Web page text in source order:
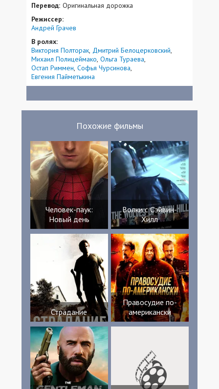
Перевод: Оригинальная дорожка
Режиссер:
Андрей Грачев
В ролях:
Виктория Полторак Дмитрий Белоцерковский
Михаил Полицеймако Ольга Тураева
Остап Риммен Софья Чурсинова
Евгения Пайметькина
Похожие фильмы
Человек-паук:
Новый день
Волки с Сэйвин-
Хилл
Страдание
Правосудие по-
американски